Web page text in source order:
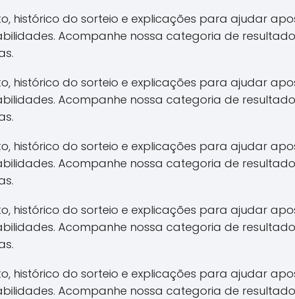
histórico do sorteio e explicações para ajudar
Acompanhe nossa categoria de
histórico do sorteio e explicações para ajudar
Acompanhe nossa categoria de
histórico do sorteio e explicações para ajudar
Acompanhe nossa categoria de
histórico do sorteio e explicações para ajudar
Acompanhe nossa categoria de
histórico do sorteio e explicações para ajudar
Acompanhe nossa categoria de